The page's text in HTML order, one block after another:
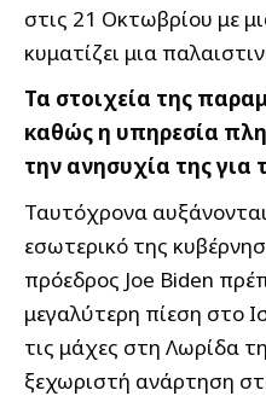
στις 21 Οκτωβρίου με
κυματίζει μια
Τα στοιχεία της
καθώς η υπηρεσία
την ανησυχία της για
Ταυτόχρονα
εσωτερικό της
πρόεδρος Joe Biden
μεγαλύτερη πίεση στο
τις μάχες στη Λωρίδα
ξεχωριστή ανάρτηση